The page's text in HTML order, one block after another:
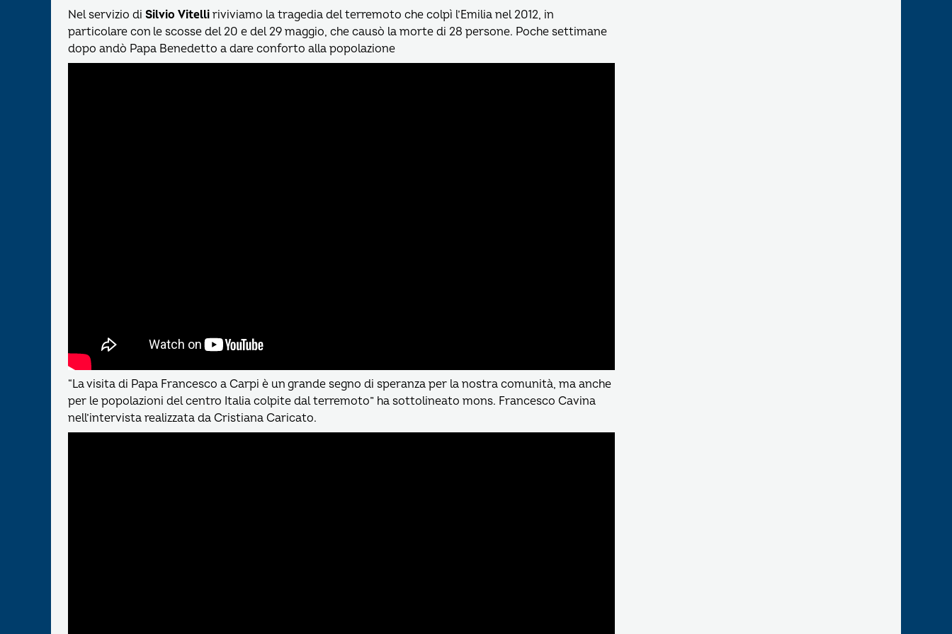
Nel servizio di Silvio Vitelli riviviamo la tragedia del terremoto che colpì l’Emilia nel 2012, in
particolare con le scosse del 20 e del 29 maggio, che causò la morte di 28 persone. Poche settimane
dopo andò Papa Benedetto a dare conforto alla popolazione
“La visita di Papa Francesco a Carpi è un grande segno di speranza per la nostra comunità, ma anche
per le popolazioni del centro Italia colpite dal terremoto” ha sottolineato mons. Francesco Cavina
nell’intervista realizzata da Cristiana Caricato.